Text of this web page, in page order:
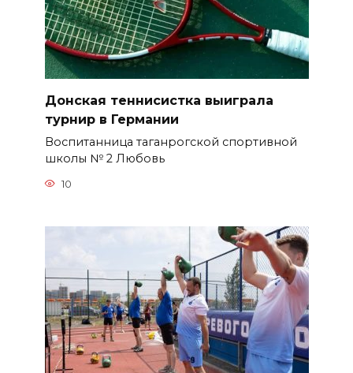
Донская теннисистка выиграла
турнир в Германии
Воспитанница таганрогской спортивной
школы № 2 Любовь
10